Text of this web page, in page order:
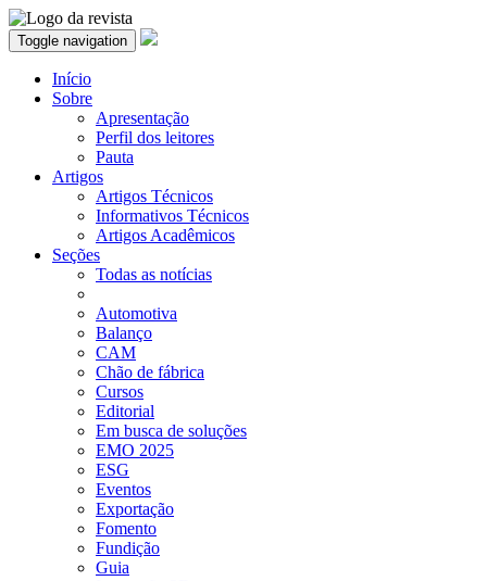
Toggle navigation
Início
Sobre
Apresentação
Perfil dos leitores
Pauta
Artigos
Artigos Técnicos
Informativos Técnicos
Artigos Acadêmicos
Seções
Todas as notícias
Automotiva
Balanço
CAM
Chão de fábrica
Cursos
Editorial
Em busca de soluções
EMO 2025
ESG
Eventos
Exportação
Fomento
Fundição
Guia